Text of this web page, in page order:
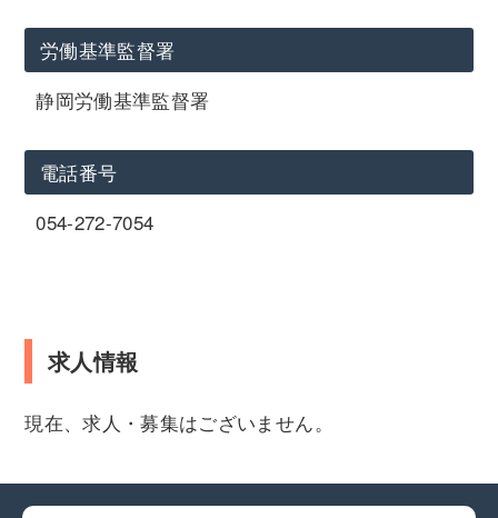
労働基準監督署
静岡労働基準監督署
電話番号
054-272-7054
求人情報
現在、求人・募集はございません。